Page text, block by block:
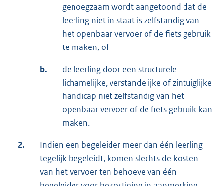
genoegzaam wordt aangetoond dat de
leerling niet in staat is zelfstandig van
het openbaar vervoer of de fiets gebruik
te maken, of
b.
de leerling door een structurele
lichamelijke, verstandelijke of zintuiglijke
handicap niet zelfstandig van het
openbaar vervoer of de fiets gebruik kan
maken.
2.
Indien een begeleider meer dan één leerling
tegelijk begeleidt, komen slechts de kosten
van het vervoer ten behoeve van één